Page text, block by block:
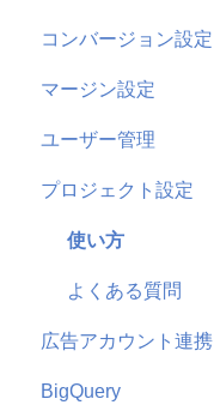
AD EBiS
WebAntenna
CATS
ecforce
Squad beyond
Salesforce
hubspot
Adjust
よくある質問
使い方
よくある質問
コンバージョン設定
使い方
よくある質問
マージン設定
使い方
ユーザー管理
使い方
よくある質問
プロジェクト設定
使い方
よくある質問
広告アカウント連携
使い方
BigQuery